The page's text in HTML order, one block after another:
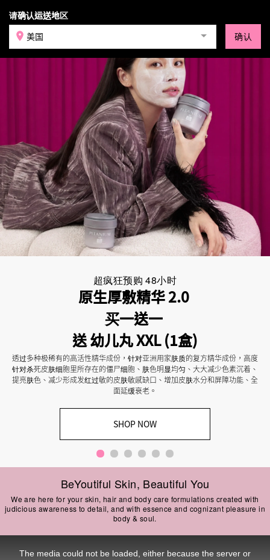
超疯狂预购 48小时
原生厚敷精华 2.0
买一送一
送 幼儿丸 XXL (1盒)
透过多种极稀有的高活性精华成份，针对亚洲用家肤质的复方精华成份，高度
针对杀死皮肤细胞里所存在的僵尸细胞、肤色明显均匀、大大减少色素沉着、
提亮肤色、减少形成发红过敏的皮肤敏感缺口、增加皮肤水分和屏障功能、全
面延缓衰老。
SHOP NOW
BeYoutiful Skin, Beautiful You
We are here for your skin, hair and body care formulations created with
judicious awareness to detail, and with essence and cognizant pleasure in
body & soul.
The media could not be loaded, either because the server or
请确认运送地区
美国
确认